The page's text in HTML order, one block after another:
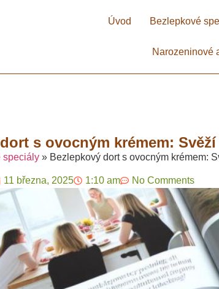
Úvod Bezlepkové
Narozeninové
s ovocným krémem:
speciály » Bezlepkový dort s ovocným krémem:
11 března, 2025 1:10 am No Comments